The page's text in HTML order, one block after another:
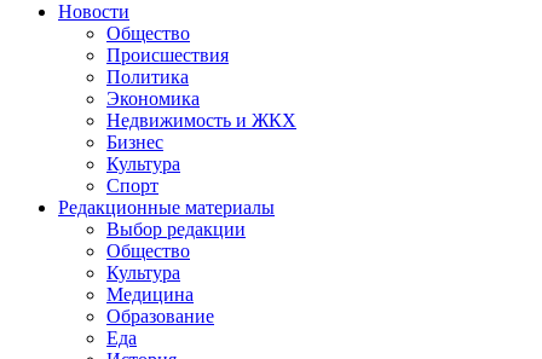
Новости
Общество
Происшествия
Политика
Экономика
Недвижимость и ЖКХ
Бизнес
Культура
Спорт
Редакционные материалы
Выбор редакции
Общество
Культура
Медицина
Образование
Еда